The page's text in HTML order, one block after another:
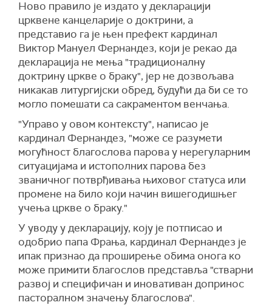
Ново правило је издато у декларацији
црквене канцеларије о доктрини, а
представио га је њен префект кардинал
Виктор Мануел Фернандез, који је рекао да
декларација не мења "традиционалну
доктрину цркве о браку", јер не дозвољава
никакав литургијски обред, будући да би се то
могло помешати са сакраментом венчања.
"Управо у овом контексту", написао је
кардинал Фернандез, "може се разумети
могућност благослова парова у нерегуларним
ситуацијама и истополних парова без
званичног потврђивања њиховог статуса или
промене на било који начин вишегодишњег
учења цркве о браку."
У уводу у декларацију, коју је потписао и
одобрио папа Фрања, кардинал Фернандез је
ипак признао да проширење обима онога ко
може примити благослов представља "стварни
развој и специфичан и иновативан допринос
пасторалном значењу благослова".